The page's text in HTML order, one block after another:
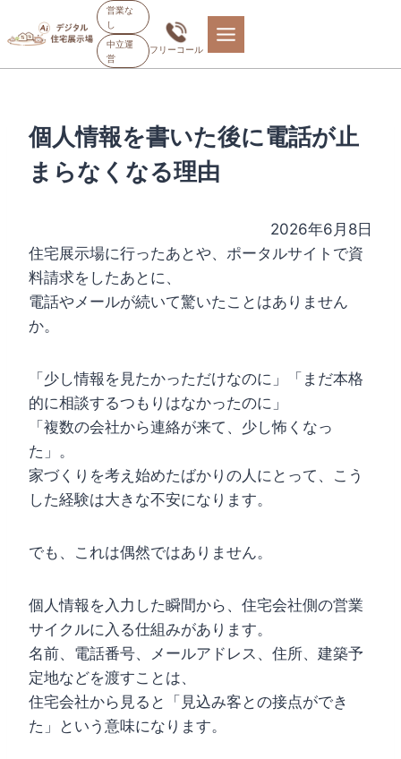
容
営業な
し
中立運
営
フリーコール
個人情報を書いた後に電話が止
まらなくなる理由
2026年6月8日
住宅展示場に行ったあとや、ポータルサイトで資
料請求をしたあとに、
電話やメールが続いて驚いたことはありません
か。
「少し情報を見たかっただけなのに」「まだ本格
的に相談するつもりはなかったのに」
「複数の会社から連絡が来て、少し怖くなっ
た」。
家づくりを考え始めたばかりの人にとって、こう
した経験は大きな不安になります。
でも、これは偶然ではありません。
個人情報を入力した瞬間から、住宅会社側の営業
サイクルに入る仕組みがあります。
名前、電話番号、メールアドレス、住所、建築予
定地などを渡すことは、
住宅会社から見ると「見込み客との接点ができ
た」という意味になります。